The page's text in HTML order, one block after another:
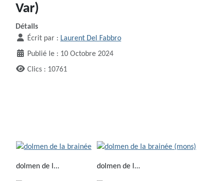
Var)
Détails
Écrit par : Laurent Del Fabbro
Publié le : 10 Octobre 2024
Clics : 10761
dolmen de l... dolmen de l...